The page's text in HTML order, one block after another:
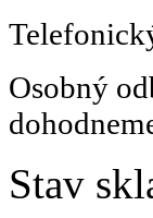
Osobný
Stav